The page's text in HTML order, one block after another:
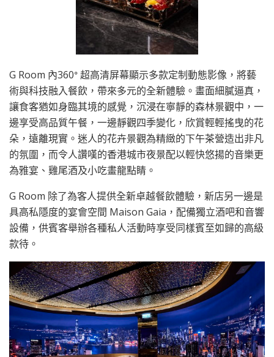
G Room 內360ᐤ 超高清屏幕顯示多款定制動態影像，將藝
術與科技融入餐飲，帶來多元的全新體驗。畫面細膩逼真，
讓食客猶如身臨其境的感覺，沉浸在寧靜的森林景觀中，一
邊享受高品質午餐，一邊靜觀四季變化，欣賞輕輕搖曳的花
朵，遠離現實。迷人的花卉景觀為精緻的下午茶營造出非凡
的氛圍，而令人讚嘆的香港城市夜景配以輕快悠揚的音樂更
為雅宴、雞尾酒及小吃畫龍點睛。
G Room 除了為客人提供全新卓越餐飲體驗，新店另一邊是
具高私隱度的宴會空間 Maison Gaia，配備獨立酒吧和音響
設備，供賓客舉辦各種私人活動時享受同樣賓至如歸的高級
款待。